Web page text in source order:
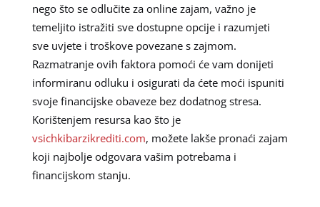
nego što se odlučite za online zajam, važno je
temeljito istražiti sve dostupne opcije i razumjeti
sve uvjete i troškove povezane s zajmom.
Razmatranje ovih faktora pomoći će vam donijeti
informiranu odluku i osigurati da ćete moći ispuniti
svoje financijske obaveze bez dodatnog stresa.
Korištenjem resursa kao što je
vsichkibarzikrediti.com, možete lakše pronaći zajam
koji najbolje odgovara vašim potrebama i
financijskom stanju.